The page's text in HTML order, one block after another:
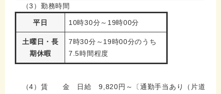
（3）勤務時間
平日 10時30分～19時00分
土曜日・長
期休暇
7時30分～19時00分のうち
7.5時間程度
（4）賃 金 日給 9,820円～〔通勤手当あり（片道